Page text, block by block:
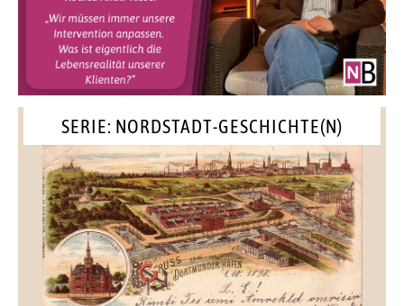
SERIE: NORDSTADT-GESCHICHTE(N)